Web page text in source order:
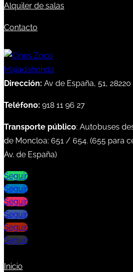
Alquiler de salas
Contacto
Dirección: Av de España, 51,
Teléfono: 918 11 96 27
Transporte público: Autobuses
de Moncloa: 651 / 654. (655 para
Av. de España)
Seguir
Seguir
Seguir
Seguir
Seguir
Seguir
Inicio